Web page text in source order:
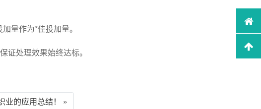
量作为*佳投加量。
证处理效果始终达标。
业的应用总结！ »